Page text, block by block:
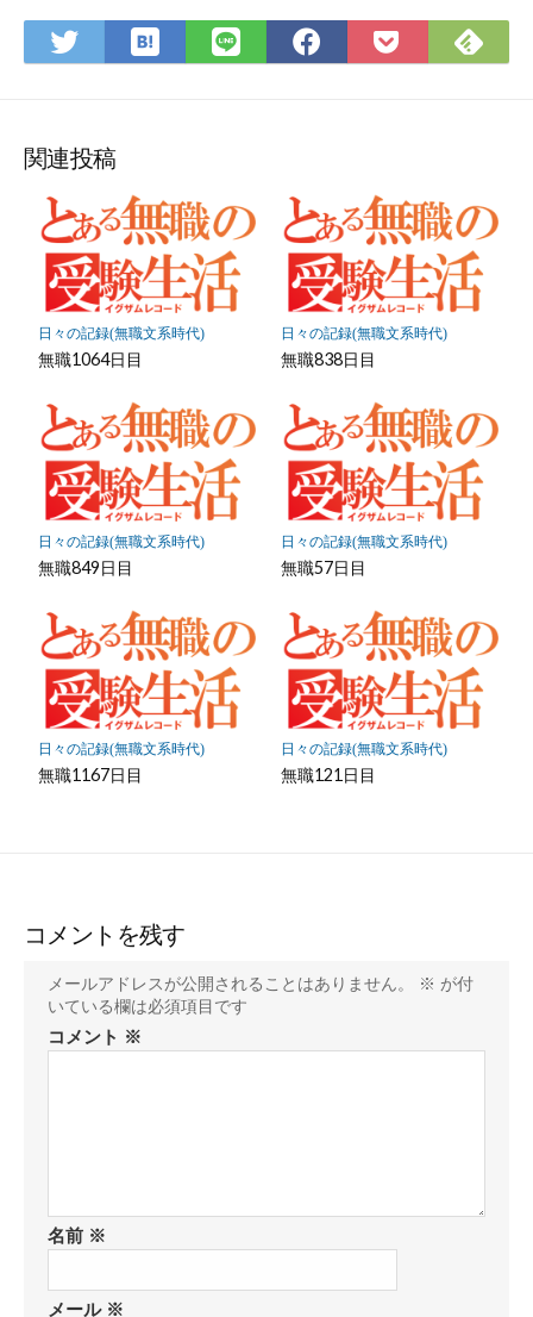
ム
Twitter
で
ア
は
て
マ
ー
ク
に
保
LINE
で
Facebook
で
Pocket
に
で
関連投稿
日々の記録(無職文系時代)
無職1064日目
日々の記録(無職文系時代)
無職838日目
日々の記録(無職文系時代)
無職849日目
日々の記録(無職文系時代)
無職57日目
日々の記録(無職文系時代)
無職1167日目
日々の記録(無職文系時代)
無職121日目
コメントを残す
メールアドレスが公開されることはありません。 ※ が付
いている欄は必須項目です
コメント ※
名前 ※
メール ※